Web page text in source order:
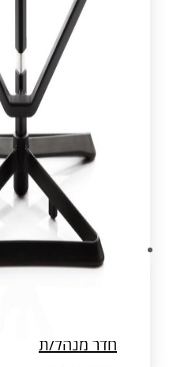
עיצוב ותכנון
חדר מנהל/ת